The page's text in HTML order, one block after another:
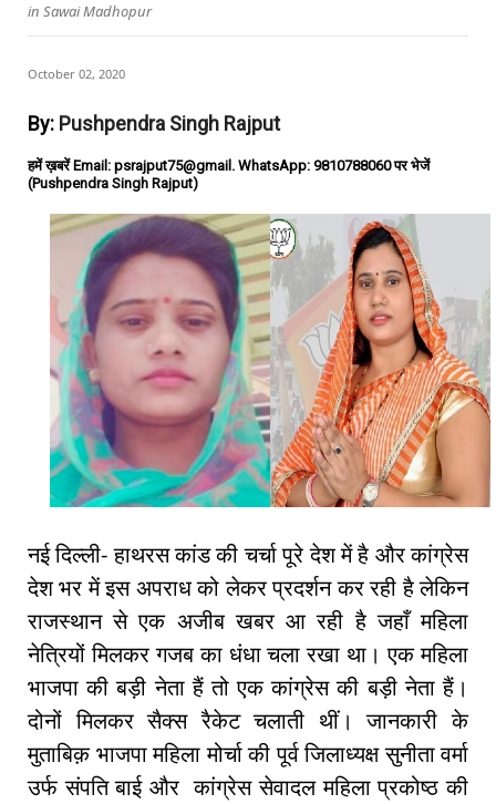
in Sawai Madhopur
October 02, 2020
By: Pushpendra Singh Rajput
हमें ख़बरें Email: psrajput75@gmail. WhatsApp: 9810788060 पर भेजें
(Pushpendra Singh Rajput)
नई दिल्ली- हाथरस कांड की चर्चा पूरे देश में है और कांग्रेस
देश भर में इस अपराध को लेकर प्रदर्शन कर रही है लेकिन
राजस्थान से एक अजीब खबर आ रही है जहाँ महिला
नेत्रियों मिलकर गजब का धंधा चला रखा था। एक महिला
भाजपा की बड़ी नेता हैं तो एक कांग्रेस की बड़ी नेता हैं।
दोनों मिलकर सैक्स रैकेट चलाती थीं। जानकारी के
मुताबिक़ भाजपा महिला मोर्चा की पूर्व जिलाध्यक्ष सुनीता वर्मा
उर्फ संपति बाई और कांग्रेस सेवादल महिला प्रकोष्ठ की